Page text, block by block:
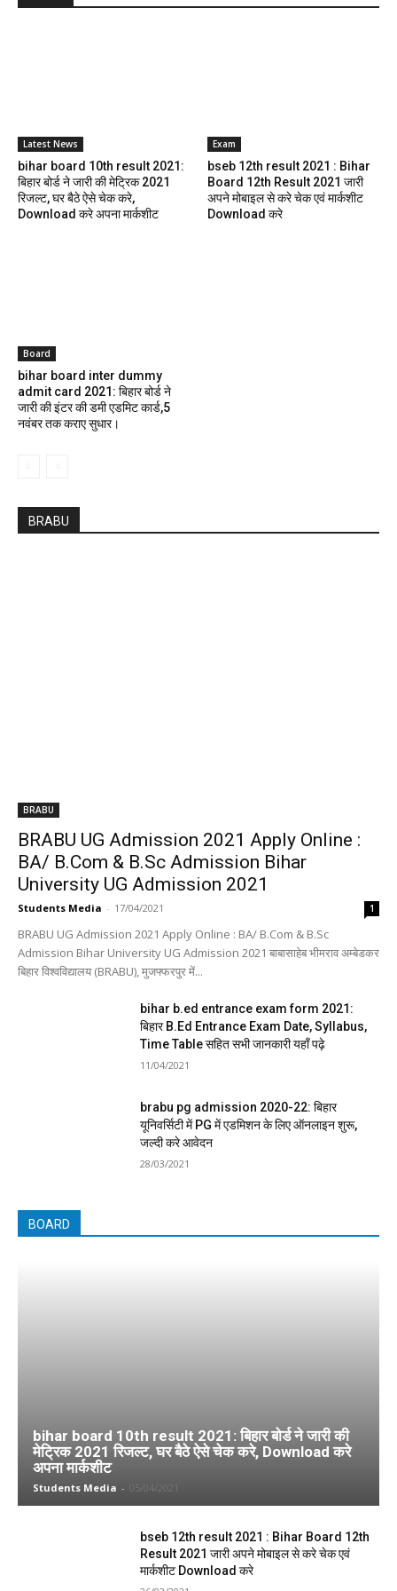
Latest News
bihar board 10th result 2021:
बिहार बोर्ड ने जारी की मेट्रिक 2021
रिजल्ट, घर बैठे ऐसे चेक करे,
Download करे अपना मार्कशीट
Exam
bseb 12th result 2021 : Bihar
Board 12th Result 2021 जारी
अपने मोबाइल से करे चेक एवं मार्कशीट
Download करे
Board
bihar board inter dummy
admit card 2021: बिहार बोर्ड ने
जारी की इंटर की डमी एडमिट कार्ड,5
नवंबर तक कराए सुधार।
BRABU
BRABU
BRABU UG Admission 2021 Apply Online :
BA/ B.Com & B.Sc Admission Bihar
University UG Admission 2021
Students Media - 17/04/2021 1
BRABU UG Admission 2021 Apply Online : BA/ B.Com & B.Sc
Admission Bihar University UG Admission 2021 बाबासाहेब भीमराव अम्बेडकर
बिहार विश्वविद्यालय (BRABU), मुजफ्फरपुर में...
bihar b.ed entrance exam form 2021:
बिहार B.Ed Entrance Exam Date, Syllabus,
Time Table सहित सभी जानकारी यहाँ पढ़े
11/04/2021
brabu pg admission 2020-22: बिहार
यूनिवर्सिटी में PG में एडमिशन के लिए ऑनलाइन शुरू,
जल्दी करे आवेदन
28/03/2021
BOARD
bihar board 10th result 2021: बिहार बोर्ड ने जारी की
मेट्रिक 2021 रिजल्ट, घर बैठे ऐसे चेक करे, Download करे
अपना मार्कशीट
Students Media - 05/04/2021
bseb 12th result 2021 : Bihar Board 12th
Result 2021 जारी अपने मोबाइल से करे चेक एवं
मार्कशीट Download करे